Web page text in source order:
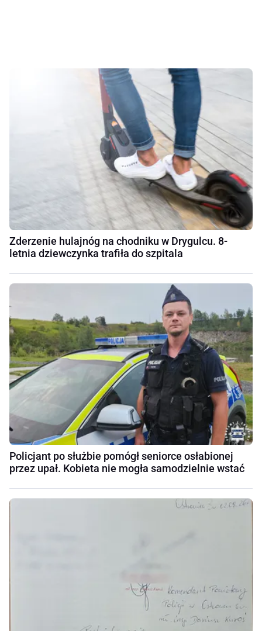
Zderzenie hulajnóg na chodniku w Drygulcu. 8-
letnia dziewczynka trafiła do szpitala
Policjant po służbie pomógł seniorce osłabionej
przez upał. Kobieta nie mogła samodzielnie wstać